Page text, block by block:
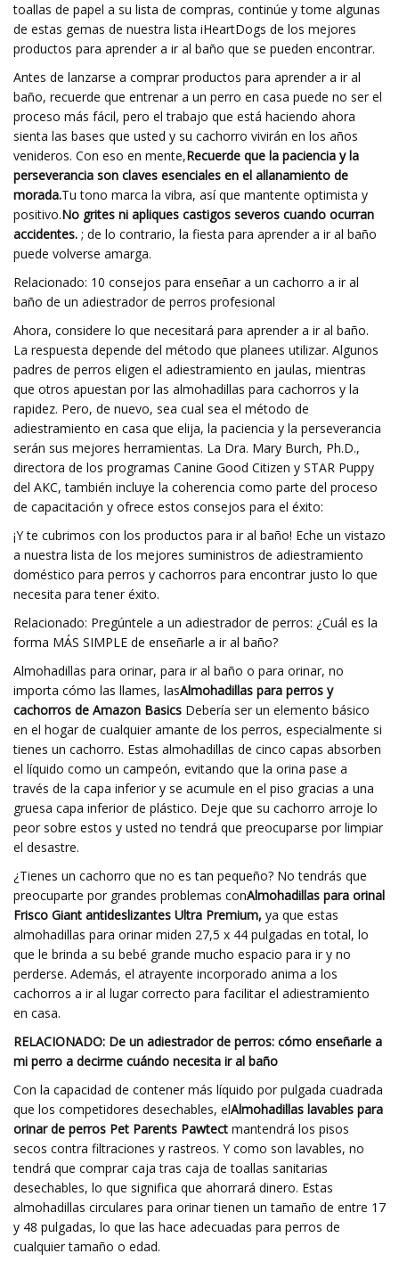
toallas de papel a su lista de compras, continúe y tome algunas
de estas gemas de nuestra lista iHeartDogs de los mejores
productos para aprender a ir al baño que se pueden encontrar.
Antes de lanzarse a comprar productos para aprender a ir al
baño, recuerde que entrenar a un perro en casa puede no ser el
proceso más fácil, pero el trabajo que está haciendo ahora
sienta las bases que usted y su cachorro vivirán en los años
venideros. Con eso en mente,Recuerde que la paciencia y la
perseverancia son claves esenciales en el allanamiento de
morada.Tu tono marca la vibra, así que mantente optimista y
positivo.No grites ni apliques castigos severos cuando ocurran
accidentes. ; de lo contrario, la fiesta para aprender a ir al baño
puede volverse amarga.
Relacionado: 10 consejos para enseñar a un cachorro a ir al
baño de un adiestrador de perros profesional
Ahora, considere lo que necesitará para aprender a ir al baño.
La respuesta depende del método que planees utilizar. Algunos
padres de perros eligen el adiestramiento en jaulas, mientras
que otros apuestan por las almohadillas para cachorros y la
rapidez. Pero, de nuevo, sea cual sea el método de
adiestramiento en casa que elija, la paciencia y la perseverancia
serán sus mejores herramientas. La Dra. Mary Burch, Ph.D.,
directora de los programas Canine Good Citizen y STAR Puppy
del AKC, también incluye la coherencia como parte del proceso
de capacitación y ofrece estos consejos para el éxito:
¡Y te cubrimos con los productos para ir al baño! Eche un vistazo
a nuestra lista de los mejores suministros de adiestramiento
doméstico para perros y cachorros para encontrar justo lo que
necesita para tener éxito.
Relacionado: Pregúntele a un adiestrador de perros: ¿Cuál es la
forma MÁS SIMPLE de enseñarle a ir al baño?
Almohadillas para orinar, para ir al baño o para orinar, no
importa cómo las llames, lasAlmohadillas para perros y
cachorros de Amazon Basics Debería ser un elemento básico
en el hogar de cualquier amante de los perros, especialmente si
tienes un cachorro. Estas almohadillas de cinco capas absorben
el líquido como un campeón, evitando que la orina pase a
través de la capa inferior y se acumule en el piso gracias a una
gruesa capa inferior de plástico. Deje que su cachorro arroje lo
peor sobre estos y usted no tendrá que preocuparse por limpiar
el desastre.
¿Tienes un cachorro que no es tan pequeño? No tendrás que
preocuparte por grandes problemas conAlmohadillas para orinal
Frisco Giant antideslizantes Ultra Premium, ya que estas
almohadillas para orinar miden 27,5 x 44 pulgadas en total, lo
que le brinda a su bebé grande mucho espacio para ir y no
perderse. Además, el atrayente incorporado anima a los
cachorros a ir al lugar correcto para facilitar el adiestramiento
en casa.
RELACIONADO: De un adiestrador de perros: cómo enseñarle a
mi perro a decirme cuándo necesita ir al baño
Con la capacidad de contener más líquido por pulgada cuadrada
que los competidores desechables, elAlmohadillas lavables para
orinar de perros Pet Parents Pawtect mantendrá los pisos
secos contra filtraciones y rastreos. Y como son lavables, no
tendrá que comprar caja tras caja de toallas sanitarias
desechables, lo que significa que ahorrará dinero. Estas
almohadillas circulares para orinar tienen un tamaño de entre 17
y 48 pulgadas, lo que las hace adecuadas para perros de
cualquier tamaño o edad.